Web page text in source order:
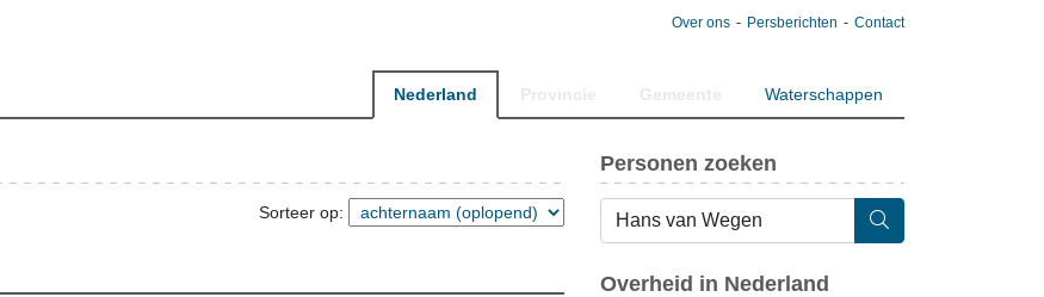
Over ons Persberichten Contact
Nederland Waterschappen
Sorteer op:
Personen zoeken
Overheid in Nederland